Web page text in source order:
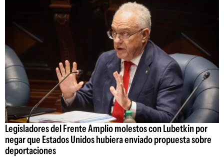
Legisladores del Frente Amplio molestos con Lubetkin por
negar que Estados Unidos hubiera enviado propuesta sobre
deportaciones